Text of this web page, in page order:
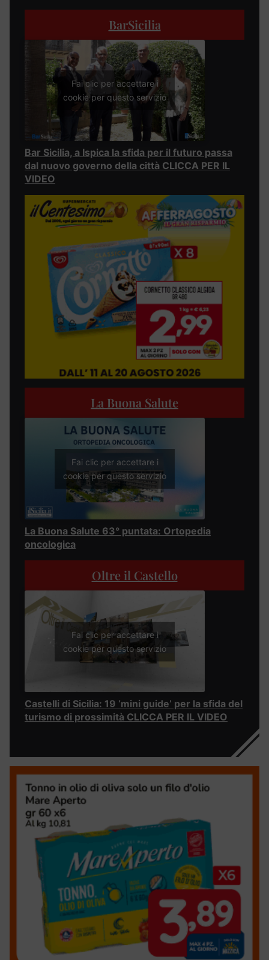
BarSicilia
Fai clic per accettare i
cookie per questo servizio
Bar Sicilia, a Ispica la sfida per il futuro passa
dal nuovo governo della città CLICCA PER IL
VIDEO
La Buona Salute
Fai clic per accettare i
cookie per questo servizio
La Buona Salute 63° puntata: Ortopedia
oncologica
Oltre il Castello
Fai clic per accettare i
cookie per questo servizio
Castelli di Sicilia: 19 ‘mini guide’ per la sfida del
turismo di prossimità CLICCA PER IL VIDEO